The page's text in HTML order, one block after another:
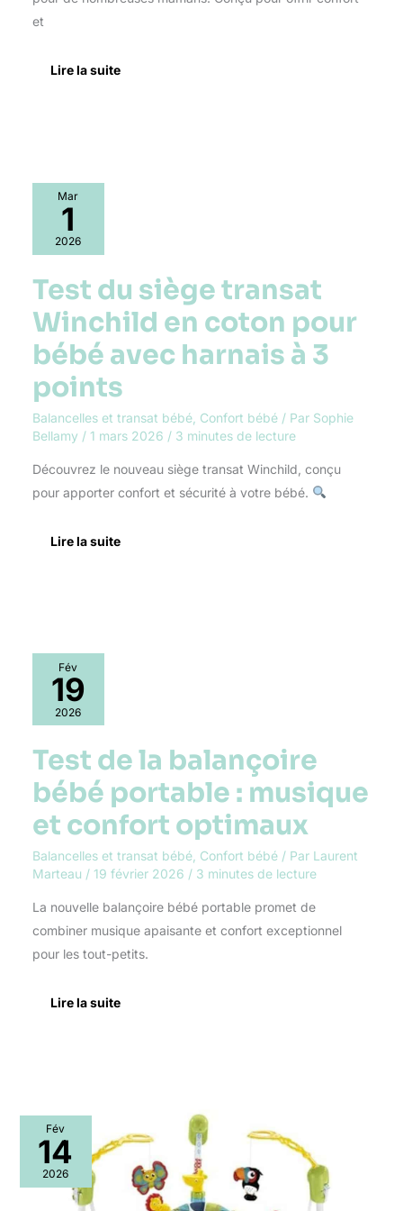
et
Lire la suite
Mar
1
2026
Test du siège transat
Winchild en coton pour
bébé avec harnais à 3
points
Balancelles et transat bébé, Confort bébé/ Par Sophie
Bellamy / 1 mars 2026 / 3 minutes de lecture
Découvrez le nouveau siège transat Winchild, conçu
pour apporter confort et sécurité à votre bébé.
Test
du
transat
Winchild
coton
pour
bébé
avec
harnais
à
3
points
Lire la suite
Fév
19
2026
Test de la balançoire
bébé portable : musique
et confort optimaux
Balancelles et transat bébé, Confort bébé/ Par Laurent
Marteau / 19 février 2026 / 3 minutes de lecture
La nouvelle balançoire bébé portable promet de
combiner musique apaisante et confort exceptionnel
pour les tout-petits.
Test
de
balançoire
bébé
:
musique
et
confort
optimaux
Lire la suite
Fév
14
2026
Test
Fisher-
Price
Jumperoo
: